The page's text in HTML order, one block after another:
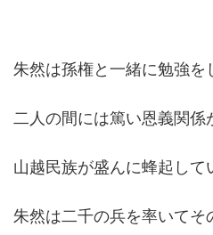
朱然は孫権と一緒に勉強を
二人の間には篤い恩義関係
山越民族が盛んに蜂起して
朱然は二千の兵を率いてそ